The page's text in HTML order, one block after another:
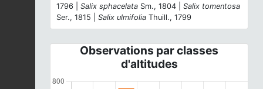
1796 | Salix sphacelata Sm., 1804 | Salix tomentosa
Ser., 1815 | Salix ulmifolia Thuill., 1799
Observations par classes
d'altitudes